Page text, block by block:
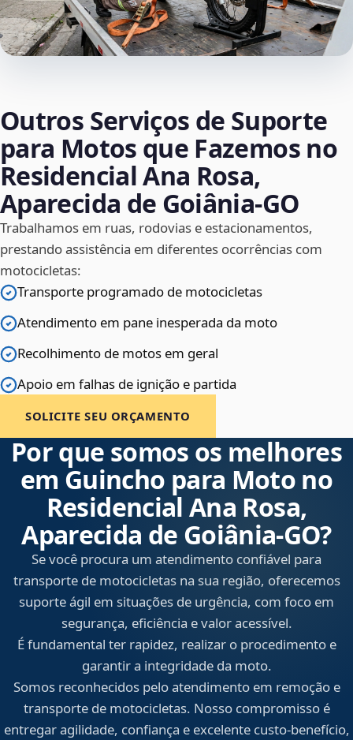
Outros Serviços de Suporte
para Motos que Fazemos no
Residencial Ana Rosa,
Aparecida de Goiânia‑GO
Trabalhamos em ruas, rodovias e estacionamentos,
prestando assistência em diferentes ocorrências com
motocicletas:
Transporte programado de motocicletas
Atendimento em pane inesperada da moto
Recolhimento de motos em geral
Apoio em falhas de ignição e partida
SOLICITE SEU ORÇAMENTO
Por que somos os melhores
em Guincho para Moto no
Residencial Ana Rosa,
Aparecida de Goiânia‑GO?
Se você procura um atendimento confiável para
transporte de motocicletas na sua região, oferecemos
suporte ágil em situações de urgência, com foco em
segurança, eficiência e valor acessível.
É fundamental ter rapidez, realizar o procedimento e
garantir a integridade da moto.
Somos reconhecidos pelo atendimento em remoção e
transporte de motocicletas. Nosso compromisso é
entregar agilidade, confiança e excelente custo-benefício,